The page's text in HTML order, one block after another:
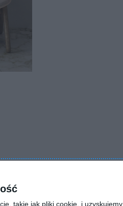
takie jak pliki cookie, i uzyskujemy